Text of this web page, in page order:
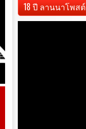
18 ปี ลานนาโพสต์